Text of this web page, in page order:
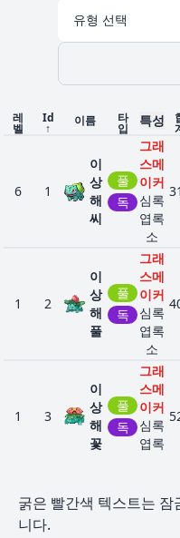
레
벨
Id
↑
이름 타
입 특성
6 1
이
상
해
씨
풀
독
그래
스메
이커
심록
엽록
소
1 2
이
상
해
풀
풀
독
그래
스메
이커
심록
엽록
소
1 3
이
상
해
꽃
풀
독
그래
스메
이커
심록
엽록
1 43
뚜
시프
굵은 빨간색 텍스트는
니다.